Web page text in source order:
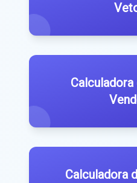
Calculadora
Calculadora